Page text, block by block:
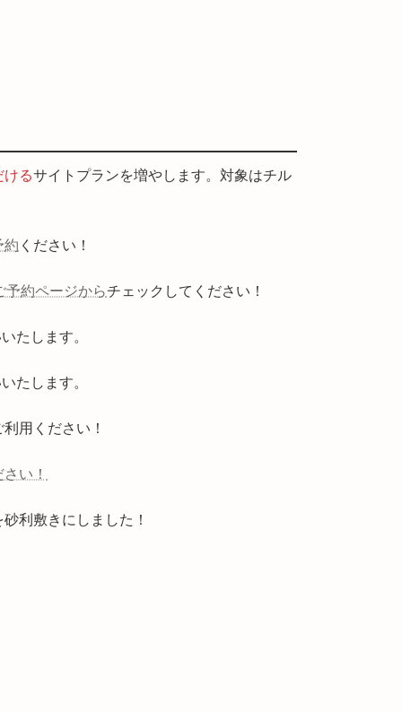
るサイトプランを増やします。対象はチル
約 ください！
予約ページからチェックしてください！
たします。
たします。
用ください！
い！
利敷きにしました！